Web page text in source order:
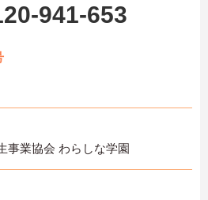
941-653
事業協会 わらしな学園